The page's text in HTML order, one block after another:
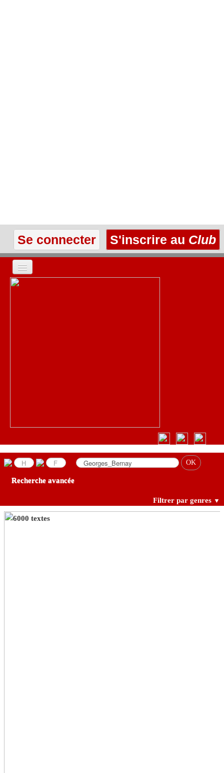
Se connecter S'inscrire au Club
Recherche avancée
Filtrer par genres ▼